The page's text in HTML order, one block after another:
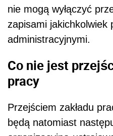
nie mogą wyłączyć
zapisami jakichkolwiek
administracyjnymi.
Co nie jest
pracy
Przejściem zakładu
będą natomiast